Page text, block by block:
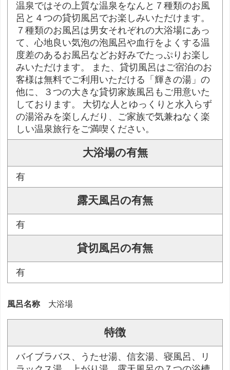
温泉ではその上質な温泉をなんと７種類のお風
呂と４つの貸切風呂でお楽しみいただけます。
７種類のお風呂は男女それぞれの大浴場にあっ
て、心地良い気泡の泡風呂や血行をよくする温
度差のあるお風呂などお好みでたっぷりお楽し
みいただけます。 また、貸切風呂はご宿泊のお
客様は無料でご利用いただける「輝きの湯」の
他に、３つの大きな貸切家族風呂もご用意いた
しております。 大切な人とゆっくりと水入らず
の湯浴みを楽しんだり、ご家族で気兼ねなく楽
しい温泉旅行をご満喫ください。
大浴場の有無
有
露天風呂の有無
有
貸切風呂の有無
有
風呂名称 大浴場
特徴
バイブラバス、うたせ湯、信玄湯、寝風呂、リ